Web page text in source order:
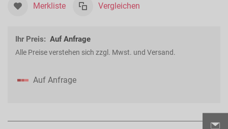
Merkliste Vergleichen
Ihr Preis: Auf Anfrage
Alle Preise verstehen sich zzgl. Mwst. und Versand.
Auf Anfrage